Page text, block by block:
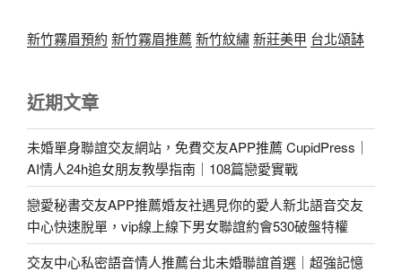
新竹霧眉預約 新竹霧眉推薦 新竹紋繡新莊美甲 台北頌缽
近期文章
未婚單身聯誼交友網站，免費交友APP推薦 CupidPress｜
AI情人24h追女朋友教學指南｜108篇戀愛實戰
戀愛秘書交友APP推薦婚友社遇見你的愛人新北語音交友
中心快速脫單，vip線上線下男女聯誼約會530破盤特權
交友中心私密語音情人推薦台北未婚聯誼首選｜超強記憶